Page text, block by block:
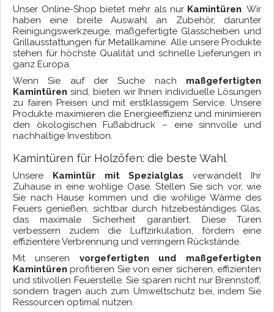
Unser Online-Shop bietet mehr als nur Kamintüren. Wir
haben eine breite Auswahl an Zubehör, darunter
Reinigungswerkzeuge, maßgefertigte Glasscheiben und
Grillausstattungen für Metallkamine. Alle unsere Produkte
stehen für höchste Qualität und schnelle Lieferungen in
ganz Europa.
Wenn Sie auf der Suche nach maßgefertigten
Kamintüren sind, bieten wir Ihnen individuelle Lösungen
zu fairen Preisen und mit erstklassigem Service. Unsere
Produkte maximieren die Energieeffizienz und minimieren
den ökologischen Fußabdruck – eine sinnvolle und
nachhaltige Investition.
Kamintüren für Holzöfen: die beste Wahl
Unsere Kamintür mit Spezialglas verwandelt Ihr
Zuhause in eine wohlige Oase. Stellen Sie sich vor, wie
Sie nach Hause kommen und die wohlige Wärme des
Feuers genießen, sichtbar durch hitzebeständiges Glas,
das maximale Sicherheit garantiert. Diese Türen
verbessern zudem die Luftzirkulation, fördern eine
effizientere Verbrennung und verringern Rückstände.
Mit unseren vorgefertigten und maßgefertigten
Kamintüren profitieren Sie von einer sicheren, effizienten
und stilvollen Feuerstelle. Sie sparen nicht nur Brennstoff,
sondern tragen auch zum Umweltschutz bei, indem Sie
Ressourcen optimal nutzen.